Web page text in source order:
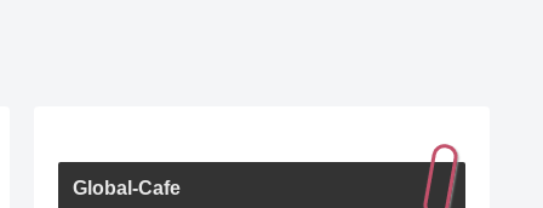
Global-Cafe